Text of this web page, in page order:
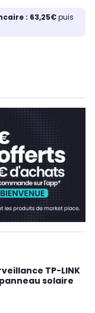
: 63,25€puis
TP-LINK
solaire